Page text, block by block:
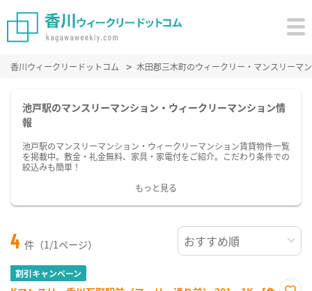
香川ウィークリードットコム 木田郡三木町のウィークリー・マンスリーマ
池戸駅のマンスリーマンション・ウィークリーマンション情
報
池戸駅のマンスリーマンション・ウィークリーマンション賃貸物件一覧
を掲載中。敷金・礼金無料、家具・家電付をご紹介。こだわり条件での
絞込みも簡単！
もっと見る
4 件（1/1ページ）
割引キャンペーン